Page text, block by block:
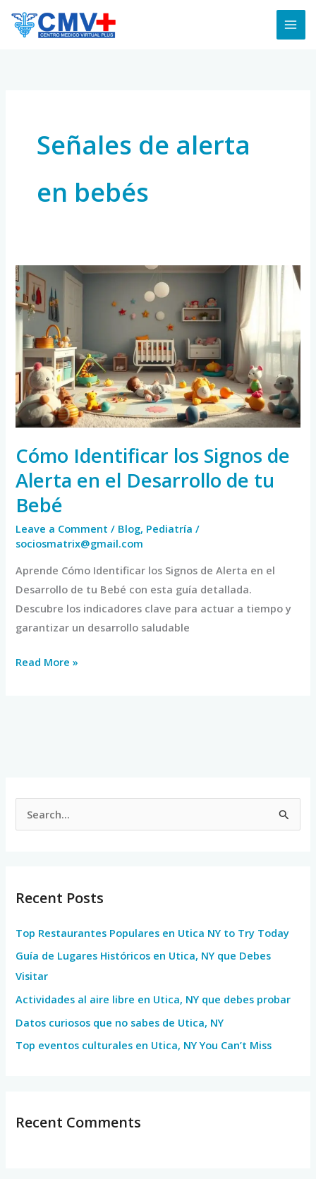
Señales de alerta
en bebés
Cómo Identificar los Signos de
Alerta en el Desarrollo de tu
Bebé
Leave a Comment / Blog, Pediatría /
sociosmatrix@gmail.com
Aprende Cómo Identificar los Signos de Alerta en el
Desarrollo de tu Bebé con esta guía detallada.
Descubre los indicadores clave para actuar a tiempo y
garantizar un desarrollo saludable
Cómo
Identificar
los
Signos
de
Alerta
en
el
Desarrollo
tu
Bebé
Read More »
c
f
o
r
:
Recent Posts
Top Restaurantes Populares en Utica NY to Try Today
Guía de Lugares Históricos en Utica, NY que Debes
Visitar
Actividades al aire libre en Utica, NY que debes probar
Datos curiosos que no sabes de Utica, NY
Top eventos culturales en Utica, NY You Can’t Miss
Recent Comments